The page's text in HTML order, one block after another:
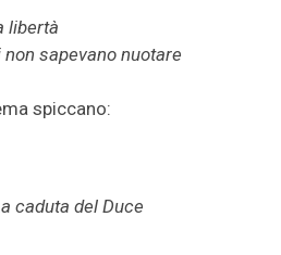
libertà
sapevano nuotare
spiccano:
caduta del Duce